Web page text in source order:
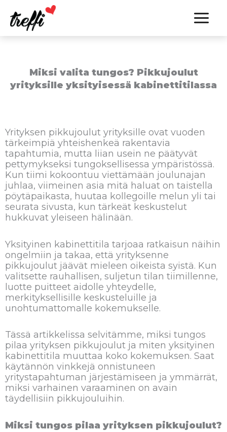
sisältöön
Miksi valita tungos? Pikkujoulut
yrityksille yksityisessä kabinettitilassa
Yrityksen pikkujoulut yrityksille ovat vuoden
tärkeimpiä yhteishenkeä rakentavia
tapahtumia, mutta liian usein ne päätyvät
pettymykseksi tungoksellisessa ympäristössä.
Kun tiimi kokoontuu viettämään joulunajan
juhlaa, viimeinen asia mitä haluat on taistella
pöytäpaikasta, huutaa kollegoille melun yli tai
seurata sivusta, kun tärkeät keskustelut
hukkuvat yleiseen hälinään.
Yksityinen kabinettitila tarjoaa ratkaisun näihin
ongelmiin ja takaa, että yrityksenne
pikkujoulut jäävät mieleen oikeista syistä. Kun
valitsette rauhallisen, suljetun tilan tiimillenne,
luotte puitteet aidolle yhteydelle,
merkityksellisille keskusteluille ja
unohtumattomalle kokemukselle.
Tässä artikkelissa selvitämme, miksi tungos
pilaa yrityksen pikkujoulut ja miten yksityinen
kabinettitila muuttaa koko kokemuksen. Saat
käytännön vinkkejä onnistuneen
yritystapahtuman järjestämiseen ja ymmärrät,
miksi varhainen varaaminen on avain
täydellisiin pikkujouluihin.
Miksi tungos pilaa yrityksen pikkujoulut?